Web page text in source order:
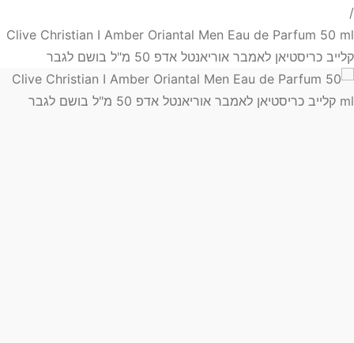
/
Clive Christian I Amber Oriantal Men Eau de Parfum 50 ml
קלייב כריסטיאן לאמבר אוריאנטל אדפ 50 מ"ל בושם לגבר